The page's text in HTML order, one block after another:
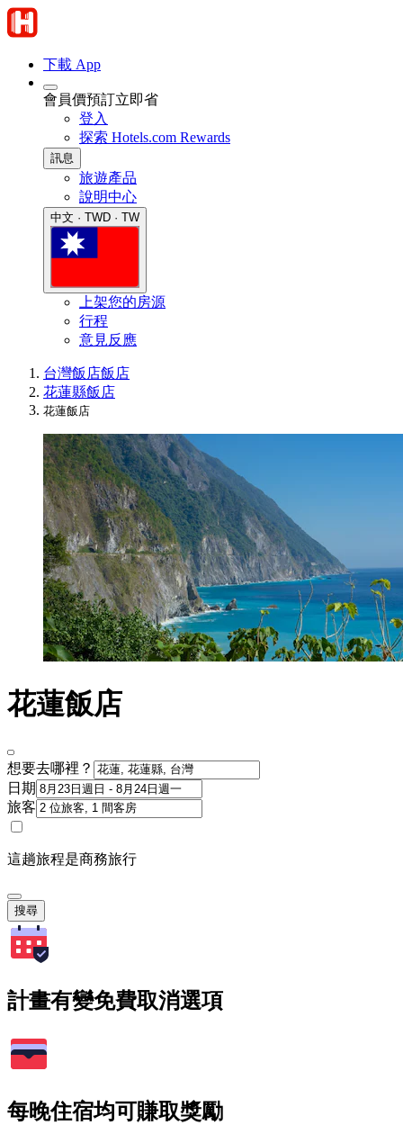
下載 App
會員價預訂立即省
登入
探索 Hotels.com Rewards
訊息
旅遊產品
說明中心
中文 · TWD · TW
上架您的房源
行程
意見反應
台灣飯店飯店
花蓮縣飯店
花蓮飯店
花蓮飯店
想要去哪裡？
日期
旅客
這趟旅程是商務旅行
搜尋
計畫有變免費取消選項
每晚住宿均可賺取獎勵